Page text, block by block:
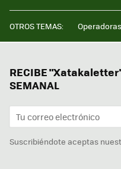
OTROS TEMAS: Operadoras
RECIBE
SEMANAL
Suscribiéndote aceptas